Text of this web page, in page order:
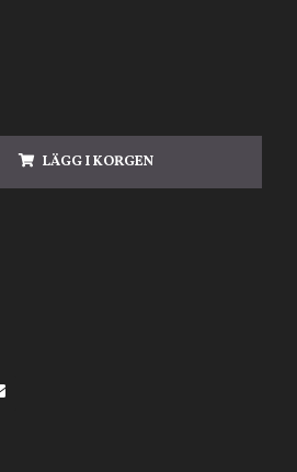
LÄGG I KORGEN